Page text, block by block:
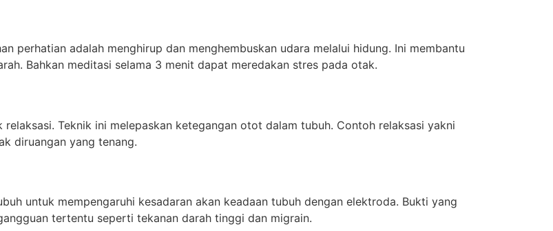
perhatian adalah menghirup dan menghembuskan udara melalui hidung. Ini membantu
Bahkan meditasi selama 3 menit dapat meredakan stres pada otak.
Teknik ini melepaskan ketegangan otot dalam tubuh. Contoh relaksasi yakni
diruangan yang tenang.
untuk mempengaruhi kesadaran akan keadaan tubuh dengan elektroda. Bukti yang
tertentu seperti tekanan darah tinggi dan migrain.